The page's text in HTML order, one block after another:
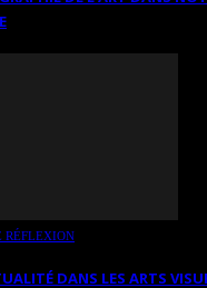
RÉFLEXION
DANS LES ARTS